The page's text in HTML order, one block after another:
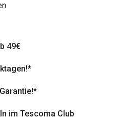
49€
im Tescoma Club